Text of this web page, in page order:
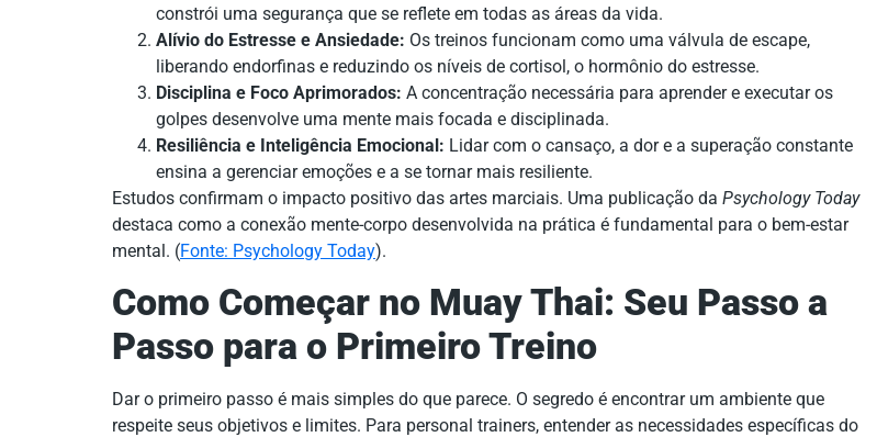
constrói uma segurança que se reflete em todas as áreas da vida.
Alívio do Estresse e Ansiedade: Os treinos funcionam como uma válvula de escape,
liberando endorfinas e reduzindo os níveis de cortisol, o hormônio do estresse.
Disciplina e Foco Aprimorados: A concentração necessária para aprender e executar os
golpes desenvolve uma mente mais focada e disciplinada.
Resiliência e Inteligência Emocional: Lidar com o cansaço, a dor e a superação constante
ensina a gerenciar emoções e a se tornar mais resiliente.
Estudos confirmam o impacto positivo das artes marciais. Uma publicação da Psychology Today
destaca como a conexão mente-corpo desenvolvida na prática é fundamental para o bem-estar
mental. (Fonte: Psychology Today).
Como Começar no Muay Thai: Seu Passo a
Passo para o Primeiro Treino
Dar o primeiro passo é mais simples do que parece. O segredo é encontrar um ambiente que
respeite seus objetivos e limites. Para personal trainers, entender as necessidades específicas do